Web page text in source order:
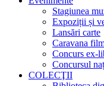
Stagiunea
Expoziții și
Lansări carte
Caravana
Concurs ex-
Concursul
COLECŢII